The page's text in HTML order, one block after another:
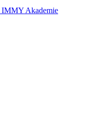
IMMY Akademie